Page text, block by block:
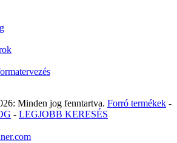
Minden jog fenntartva. Forró termékek -
- LEGJOBB KERESÉS